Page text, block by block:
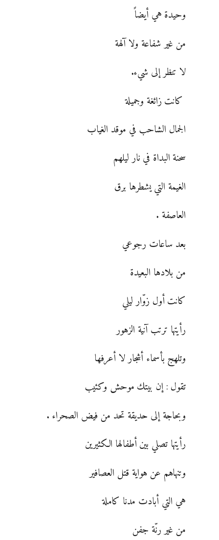
وحيدة هي أيضاً
من غير شفاعة ولا آلهة
لا تنظر إلى شيء.
كانت زائغة وجميلة
الجمال الشاحب في موقد الغياب
سحنة البداة في نار ليلهم
الغيمة التي يشطرها برق
العاصفة .
بعد ساعات رجوعي
من بلادها البعيدة
كانت أول زوّار ليلي
رأيتها ترتب آنية الزهور
وتلهج بأسماء أشجار لا أعرفها
تقول : إن بيتك موحش وكئيب
وبحاجة إلى حديقة تحد من فيض الصحراء .
رأيتها تصلي بين أطفالها الكثيرين
وتنهاهم عن هواية قتل العصافير
هي التي أبادت مدنا كاملة
من غير رنّة جفن